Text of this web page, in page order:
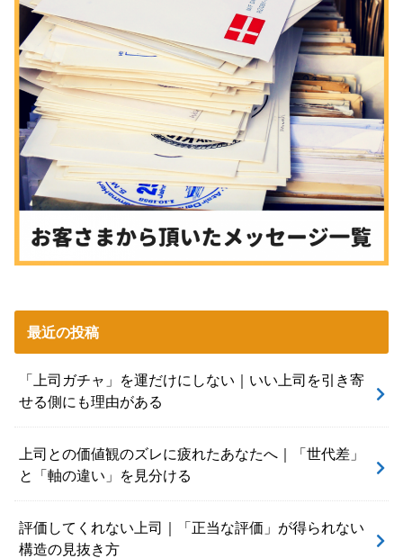
最近の投稿
「上司ガチャ」を運だけにしない｜いい上司を引き寄
せる側にも理由がある
上司との価値観のズレに疲れたあなたへ｜「世代差」
と「軸の違い」を見分ける
評価してくれない上司｜「正当な評価」が得られない
構造の見抜き方